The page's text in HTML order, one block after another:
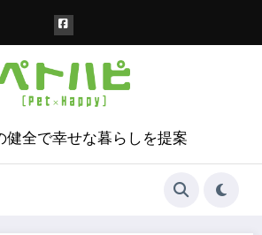
健全で幸せな暮らしを提案